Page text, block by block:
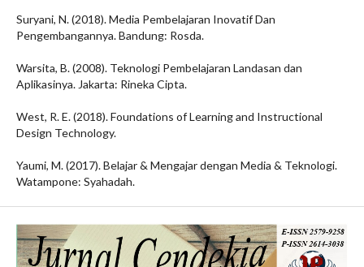
Suryani, N. (2018). Media Pembelajaran Inovatif Dan
Pengembangannya. Bandung: Rosda.
Warsita, B. (2008). Teknologi Pembelajaran Landasan dan
Aplikasinya. Jakarta: Rineka Cipta.
West, R. E. (2018). Foundations of Learning and Instructional
Design Technology.
Yaumi, M. (2017). Belajar & Mengajar dengan Media & Teknologi.
Watampone: Syahadah.